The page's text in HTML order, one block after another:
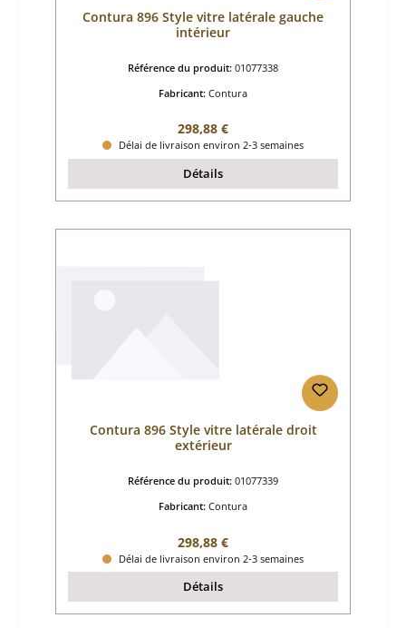
Contura 896 Style vitre latérale gauche
intérieur
Référence du produit: 01077338
Fabricant: Contura
Prix régulier :
298,88 €
Délai de livraison environ 2-3 semaines
Détails
Contura 896 Style vitre latérale droit
extérieur
Référence du produit: 01077339
Fabricant: Contura
Prix régulier :
298,88 €
Délai de livraison environ 2-3 semaines
Détails